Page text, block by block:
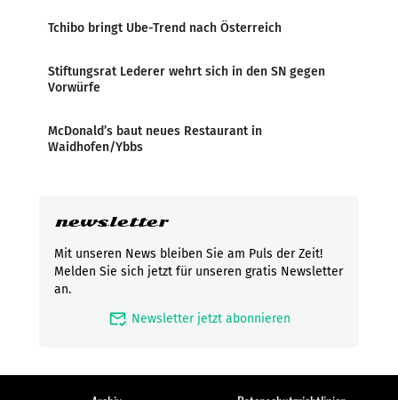
Tchibo bringt Ube-Trend nach Österreich
Stiftungsrat Lederer wehrt sich in den SN gegen
Vorwürfe
McDonald’s baut neues Restaurant in
Waidhofen/Ybbs
newsletter
Mit unseren News bleiben Sie am Puls der Zeit!
Melden Sie sich jetzt für unseren gratis Newsletter
an.
mark_email_read Newsletter jetzt abonnieren